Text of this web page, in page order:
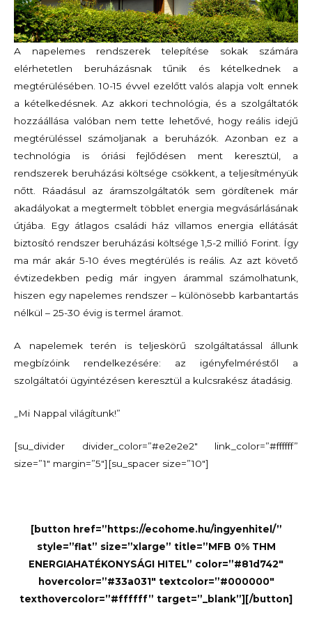
A napelemes rendszerek telepítése sokak számára
elérhetetlen beruházásnak tűnik és kételkednek a
megtérülésében. 10-15 évvel ezelőtt valós alapja volt ennek
a kételkedésnek. Az akkori technológia, és a szolgáltatók
hozzáállása valóban nem tette lehetővé, hogy reális idejű
megtérüléssel számoljanak a beruházók. Azonban ez a
technológia is óriási fejlődésen ment keresztül, a
rendszerek beruházási költsége csökkent, a teljesítményük
nőtt. Ráadásul az áramszolgáltatók sem gördítenek már
akadályokat a megtermelt többlet energia megvásárlásának
útjába. Egy átlagos családi ház villamos energia ellátását
biztosító rendszer beruházási költsége 1,5-2 millió Forint. Így
ma már akár 5-10 éves megtérülés is reális. Az azt követő
évtizedekben pedig már ingyen árammal számolhatunk,
hiszen egy napelemes rendszer – különösebb karbantartás
nélkül – 25-30 évig is termel áramot.
A napelemek terén is teljeskörű szolgáltatással állunk
megbízóink rendelkezésére: az igényfelméréstől a
szolgáltatói ügyintézésen keresztül a kulcsrakész átadásig.
„Mi Nappal világítunk!”
[su_divider divider_color=”#e2e2e2″ link_color=”#ffffff”
size=”1″ margin=”5″][su_spacer size=”10″]
[button href=”https://ecohome.hu/ingyenhitel/”
style=”flat” size=”xlarge” title=”MFB 0% THM
ENERGIAHATÉKONYSÁGI HITEL” color=”#81d742″
hovercolor=”#33a031″ textcolor=”#000000″
texthovercolor=”#ffffff” target=”_blank”][/button]